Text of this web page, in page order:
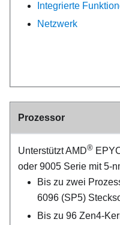
Integrierte
Netzwerk
Prozessor
Unterstützt AMD®
oder 9005 Serie mit 5-
Bis zu zwei
6096 (SP5)
Bis zu 96 Zen4-